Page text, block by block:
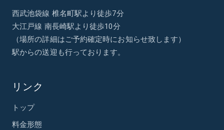
西武池袋線 椎名町駅より徒歩7分
大江戸線 南長崎駅より徒歩10分
（場所の詳細はご予約確定時にお知らせ致します）
駅からの送迎も行っております。
リンク
トップ
料金形態